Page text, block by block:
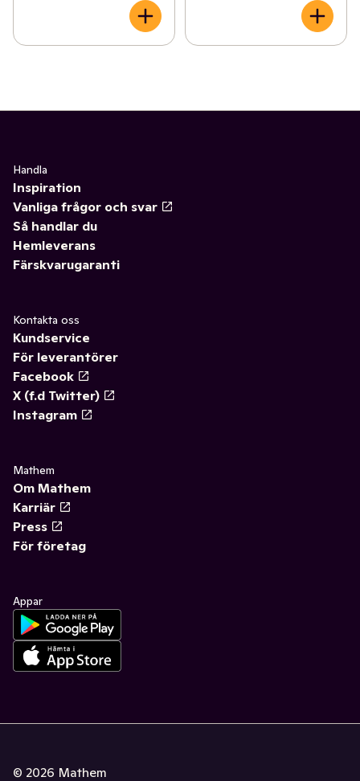
Handla
Inspiration
Vanliga frågor och svar
Så handlar du
Hemleverans
Färskvarugaranti
Kontakta oss
Kundservice
För leverantörer
Facebook
X (f.d Twitter)
Instagram
Mathem
Om Mathem
Karriär
Press
För företag
Appar
© 2026 Mathem